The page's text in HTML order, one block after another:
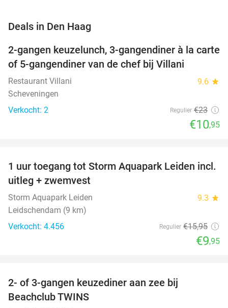
Deals in Den Haag
52%
NEW
TODAY
2-gangen keuzelunch, 3-gangendiner à la carte
of 5-gangendiner van de chef bij Villani
Restaurant Villani 9.6 star
Scheveningen
Verkocht: 2
Regulier €23
€10,95
38%
1 uur toegang tot Storm Aquapark Leiden incl.
uitleg + zwemvest
Storm Aquapark Leiden 9.3 star
Leidschendam (9 km)
Verkocht: 4.456
Regulier €15,95
€9,95
2- of 3-gangen keuzediner aan zee bij
Beachclub TWINS